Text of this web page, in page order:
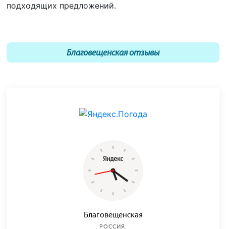
подходящих предложений.
Благовещенская отзывы